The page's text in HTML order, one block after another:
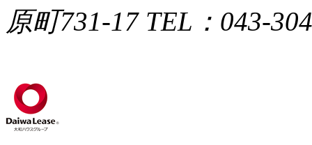
原町731-17 TEL：043-